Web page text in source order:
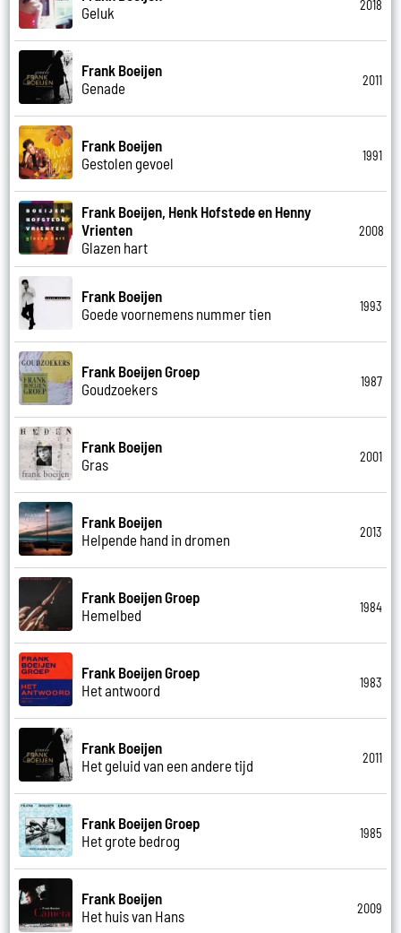
Geluk
2018
Frank Boeijen
Genade
2011
Frank Boeijen
Gestolen gevoel
1991
Frank Boeijen, Henk Hofstede en Henny
Vrienten
Glazen hart
2008
Frank Boeijen
Goede voornemens nummer tien
1993
Frank Boeijen Groep
Goudzoekers
1987
Frank Boeijen
Gras
2001
Frank Boeijen
Helpende hand in dromen
2013
Frank Boeijen Groep
Hemelbed
1984
Frank Boeijen Groep
Het antwoord
1983
Frank Boeijen
Het geluid van een andere tijd
2011
Frank Boeijen Groep
Het grote bedrog
1985
Frank Boeijen
Het huis van Hans
2009